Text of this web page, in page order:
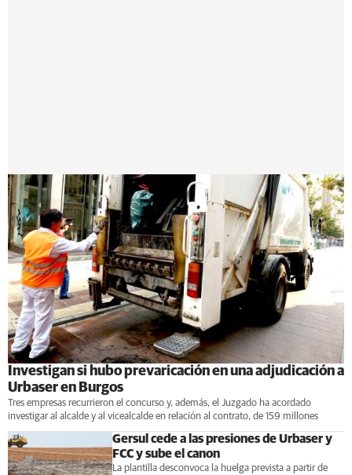
Investigan si hubo prevaricación en una adjudicación a
Urbaser en Burgos
Tres empresas recurrieron el concurso y, además, el Juzgado ha acordado
investigar al alcalde y al vicealcalde en relación al contrato, de 159 millones
Gersul cede a las presiones de Urbaser y
FCC y sube el canon
La plantilla desconvoca la huelga prevista a partir de